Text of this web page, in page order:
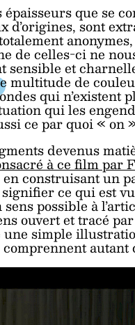
que se
sont
de celles-ci ne
sensible et
de
qui n’existent
qui les
ce par quoi « on
devenus
à ce film
construisant un
ce qui est
possible à
ouvert et tracé
une simple
autant